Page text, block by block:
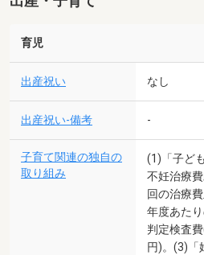
育児
出産祝い なし
出産祝い-備考 -
子育て関連の独自の
取り組み
(1)「子ど
不妊治療
回の治療
年度あた
判定検査
円)。(3)「